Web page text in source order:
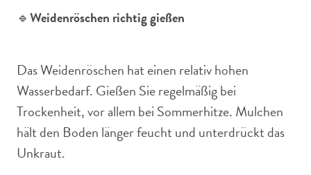
🔹Weidenröschen richtig gießen
Das Weidenröschen hat einen relativ hohen
Wasserbedarf. Gießen Sie regelmäßig bei
Trockenheit, vor allem bei Sommerhitze. Mulchen
hält den Boden länger feucht und unterdrückt das
Unkraut.